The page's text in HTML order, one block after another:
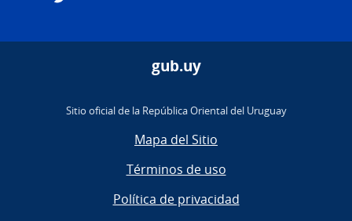
gub.uy
Sitio oficial de la República Oriental del Uruguay
Mapa del Sitio
Términos de uso
Política de privacidad